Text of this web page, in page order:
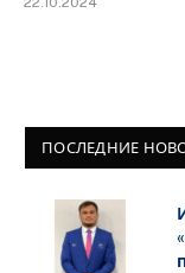
ПОСЛЕДНИЕ